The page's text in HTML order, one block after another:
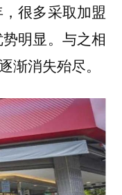
很多采取加盟
明显。与之相
渐消失殆尽。